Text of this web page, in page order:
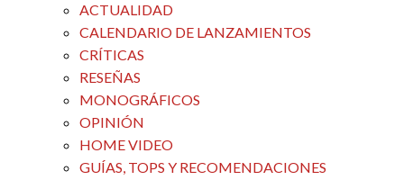
ACTUALIDAD
CALENDARIO DE LANZAMIENTOS
CRÍTICAS
RESEÑAS
MONOGRÁFICOS
OPINIÓN
HOME VIDEO
GUÍAS, TOPS Y RECOMENDACIONES